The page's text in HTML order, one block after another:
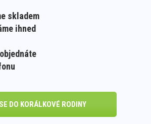
skladem
ihned
DO KORÁLKOVÉ RODINY